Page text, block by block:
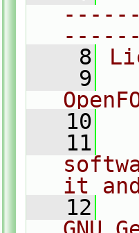
    8
    9
   10
   11
it
   12